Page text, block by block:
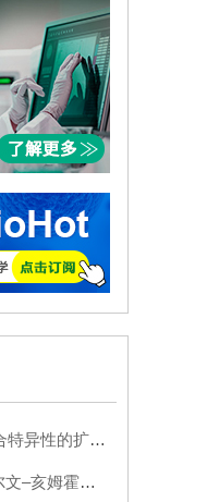
的扩展密码本
驱动等离子体混合